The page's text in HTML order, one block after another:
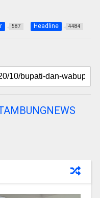
587 Headline 4484